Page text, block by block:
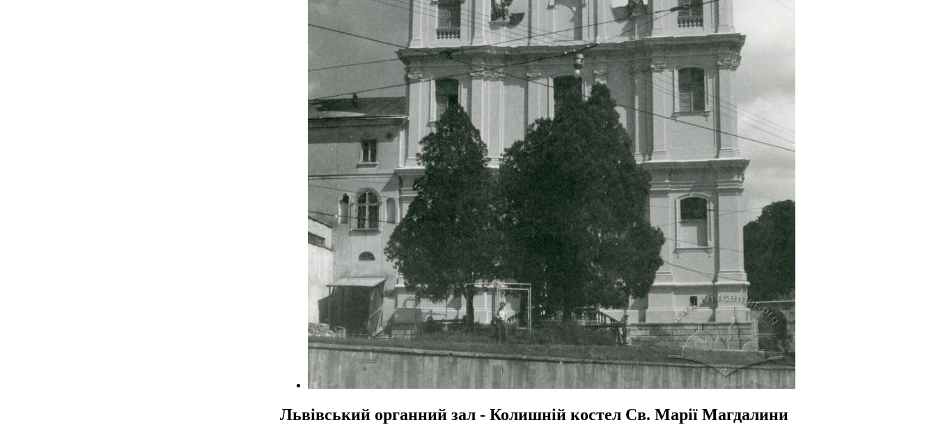
Львівський органний зал - Колишній костел Св. Марії Магдалини